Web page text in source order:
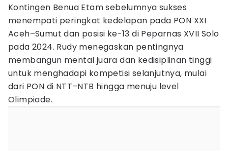
Kontingen Benua Etam sebelumnya sukses
menempati peringkat kedelapan pada PON XXI
Aceh–Sumut dan posisi ke-13 di Peparnas XVII Solo
pada 2024. Rudy menegaskan pentingnya
membangun mental juara dan kedisiplinan tinggi
untuk menghadapi kompetisi selanjutnya, mulai
dari PON di NTT–NTB hingga menuju level
Olimpiade.